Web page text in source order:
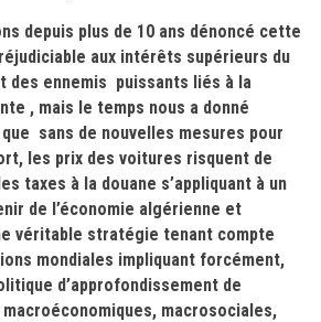
depuis plus de 10 ans dénoncé cette
aux intérêts supérieurs du
des ennemis puissants liés à la
, mais le temps nous a donné
sans de nouvelles mesures pour
les prix des voitures risquent de
taxes à la douane s’appliquant à un
de l’économie algérienne et
véritable stratégie tenant compte
mondiales impliquant forcément,
d’approfondissement de
macrosociales,